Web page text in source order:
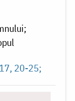
20-25